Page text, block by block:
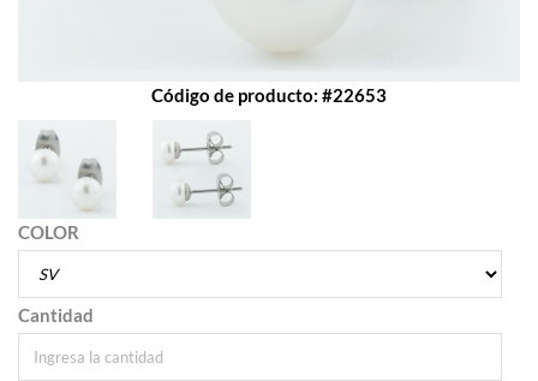
Código de producto: #22653
COLOR
Cantidad